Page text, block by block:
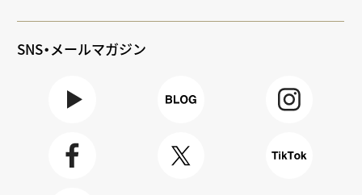
SNS・メールマガジン